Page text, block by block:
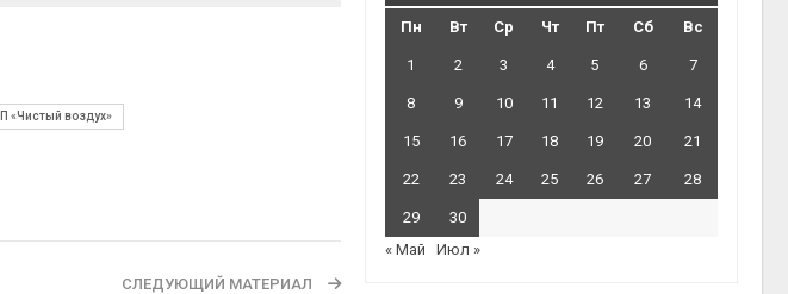
«Чистый воздух»
СЛЕДУЮЩИЙ МАТЕРИАЛ
Пн Вт Ср Чт Пт Сб Вс
1 2 3 4 5 6 7
8 9 10 11 12 13 14
15 16 17 18 19 20 21
22 23 24 25 26 27 28
29
30
« Май
Июл »